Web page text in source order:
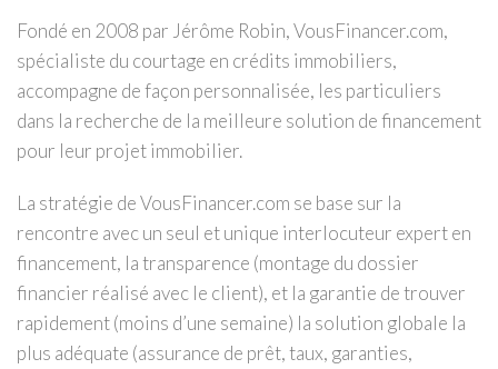
Fondé en 2008 par Jérôme Robin, VousFinancer.com,
spécialiste du courtage en crédits immobiliers,
accompagne de façon personnalisée, les particuliers
dans la recherche de la meilleure solution de financement
pour leur projet immobilier.
La stratégie de VousFinancer.com se base sur la
rencontre avec un seul et unique interlocuteur expert en
financement, la transparence (montage du dossier
financier réalisé avec le client), et la garantie de trouver
rapidement (moins d’une semaine) la solution globale la
plus adéquate (assurance de prêt, taux, garanties,